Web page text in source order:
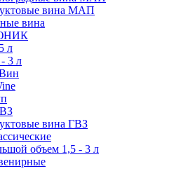
вина МАП
вина
л
3 л
вина ГВЗ
объем 1,5 - 3 л